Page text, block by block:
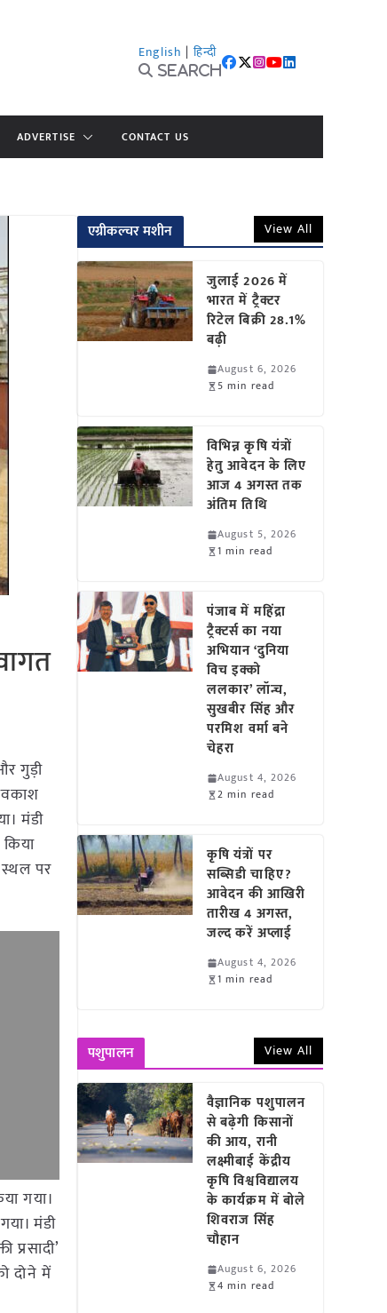
English | हिन्दी
Search
ADVERTISE CONTACT US
गुड़ी
मंडी
स्थल पर
गया।
मंडी
दोने में
एग्रीकल्चर मशीन View All
जुलाई 2026 में
भारत में ट्रैक्टर
रिटेल बिक्री 28.1%
बढ़ी
August 6, 2026
5 min read
विभिन्न कृषि यंत्रों
हेतु आवेदन के लिए
आज 4 अगस्त तक
अंतिम तिथि
August 5, 2026
1 min read
पंजाब में महिंद्रा
ट्रैक्टर्स का नया
अभियान ‘दुनिया
विच इक्को
ललकार’ लॉन्च,
सुखबीर सिंह और
परमिश वर्मा बने
चेहरा
August 4, 2026
2 min read
कृषि यंत्रों पर
सब्सिडी चाहिए?
आवेदन की आखिरी
तारीख 4 अगस्त,
जल्द करें अप्लाई
August 4, 2026
1 min read
पशुपालन View All
वैज्ञानिक पशुपालन
से बढ़ेगी किसानों
की आय, रानी
लक्ष्मीबाई केंद्रीय
कृषि विश्वविद्यालय
के कार्यक्रम में बोले
शिवराज सिंह
चौहान
August 6, 2026
4 min read